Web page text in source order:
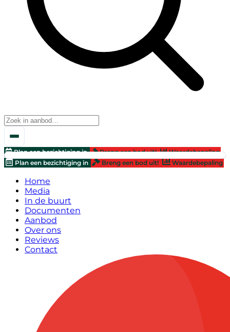
Plan een bezichtiging in Breng een bod uit!
Waardebepaling
Plan een bezichtiging in
Breng een bod uit! Waardebepaling
Home
Media
In de buurt
Documenten
Aanbod
Over ons
Reviews
Contact